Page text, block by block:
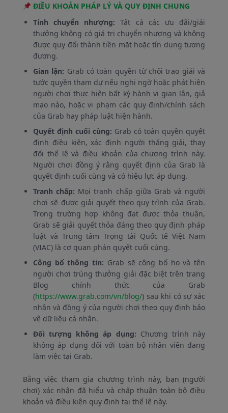
ĐIỀU KHOẢN PHÁP LÝ VÀ QUY ĐỊNH CHUNG
Tính chuyển nhượng: Tất cả các ưu đãi/giải
thưởng không có giá trị chuyển nhượng và không
được quy đổi thành tiền mặt hoặc tín dụng tương
đương.
Gian lận: Grab có toàn quyền từ chối trao giải và
tước quyền tham dự nếu nghi ngờ hoặc phát hiện
người chơi thực hiện bất kỳ hành vi gian lận, giả
mạo nào, hoặc vi phạm các quy định/chính sách
của Grab hay pháp luật hiện hành.
Quyết định cuối cùng: Grab có toàn quyền quyết
định điều kiện, xác định người thắng giải, thay
đổi thể lệ và điều khoản của chương trình này.
Người chơi đồng ý rằng quyết định của Grab là
quyết định cuối cùng và có hiệu lực áp dụng.
Tranh chấp: Mọi tranh chấp giữa Grab và người
chơi sẽ được giải quyết theo quy trình của Grab.
Trong trường hợp không đạt được thỏa thuận,
Grab sẽ giải quyết thỏa đáng theo quy định pháp
luật và Trung tâm Trọng tài Quốc tế Việt Nam
(VIAC) là cơ quan phán quyết cuối cùng.
Công bố thông tin: Grab sẽ công bố họ và tên
người chơi trúng thưởng giải đặc biệt trên trang
Blog chính thức của Grab
(https://www.grab.com/vn/blog/) sau khi có sự xác
nhận và đồng ý của người chơi theo quy định bảo
vệ dữ liệu cá nhân.
Đối tượng không áp dụng: Chương trình này
không áp dụng đối với toàn bộ nhân viên đang
làm việc tại Grab.
Bằng việc tham gia chương trình này, bạn (người
chơi) xác nhận đã hiểu và chấp thuận toàn bộ điều
khoản và điều kiện quy định tại thể lệ này.